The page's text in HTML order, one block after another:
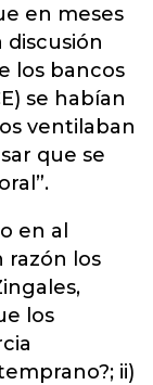
en meses
los bancos
se habían
ventilaban
que se
en al
razón los
los
ii)